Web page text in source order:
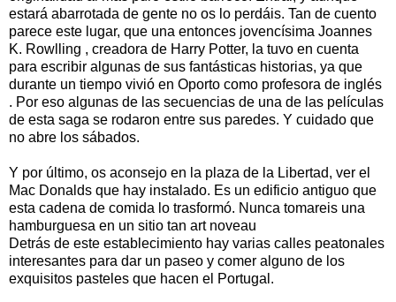
estará abarrotada de gente no os lo perdáis. Tan de cuento
parece este lugar, que una entonces jovencísima Joannes
K. Rowlling , creadora de Harry Potter, la tuvo en cuenta
para escribir algunas de sus fantásticas historias, ya que
durante un tiempo vivió en Oporto como profesora de inglés
. Por eso algunas de las secuencias de una de las películas
de esta saga se rodaron entre sus paredes. Y cuidado que
no abre los sábados.
Y por último, os aconsejo en la plaza de la Libertad, ver el
Mac Donalds que hay instalado. Es un edificio antiguo que
esta cadena de comida lo trasformó. Nunca tomareis una
hamburguesa en un sitio tan art noveau
Detrás de este establecimiento hay varias calles peatonales
interesantes para dar un paseo y comer alguno de los
exquisitos pasteles que hacen el Portugal.